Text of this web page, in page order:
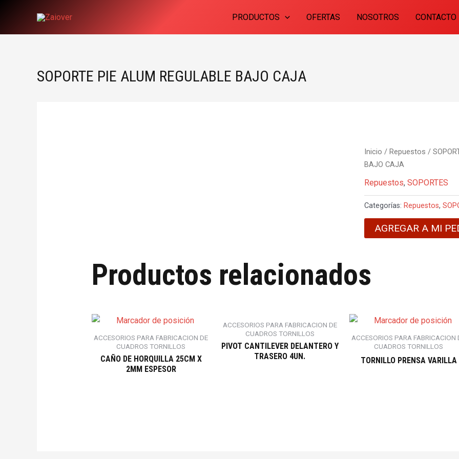
PRODUCTOS OFERTAS NOSOTROS CONTACTO
SOPORTE PIE ALUM REGULABLE BAJO CAJA
Inicio / Repuestos /
BAJO CAJA
Repuestos,SOPORTES
Categorías: Repuestos,
AGREGAR A MI
Productos relacionados
ACCESORIOS PARA FABRICACION DE
CUADROS TORNILLOS
CAÑO DE HORQUILLA 25CM X
2MM ESPESOR
ACCESORIOS PARA FABRICACION DE
CUADROS TORNILLOS
PIVOT CANTILEVER DELANTERO Y
TRASERO 4UN.
ACCESORIOS PARA FABRICACION
CUADROS TORNILLOS
TORNILLO PRENSA VARILLA